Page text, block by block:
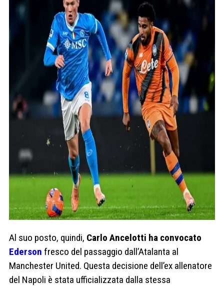
Al suo posto, quindi, Carlo Ancelotti ha convocato
Ederson fresco del passaggio dall’Atalanta al
Manchester United. Questa decisione dell’ex allenatore
del Napoli è stata ufficializzata dalla stessa